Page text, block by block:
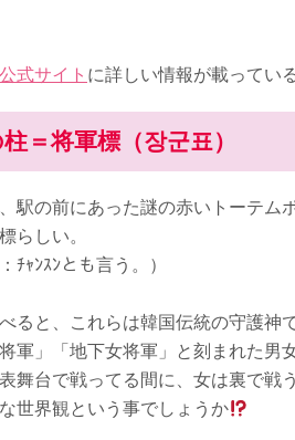
式サイト に詳しい情報が載ってい
＝将軍標（장군표）
駅の前にあった謎の赤いトーテム
らしい。
ﾁｬﾝｽﾝとも言う。）
ると、これらは韓国伝統の守護神
将軍」「地下女将軍」と刻まれた
舞台で戦ってる間に、女は裏で戦う
世界観という事でしょうか